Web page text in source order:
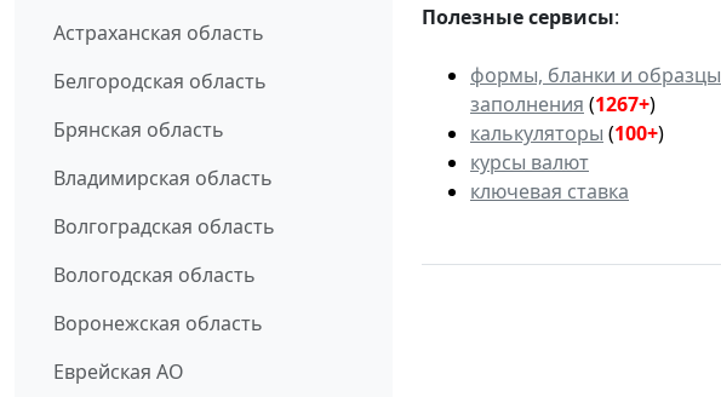
Астраханская область
Белгородская область
Брянская область
Владимирская область
Волгоградская область
Вологодская область
Воронежская область
Еврейская АО
Полезные сервисы:
формы, бланки и образцы
заполнения (1267+)
калькуляторы (100+)
курсы валют
ключевая ставка